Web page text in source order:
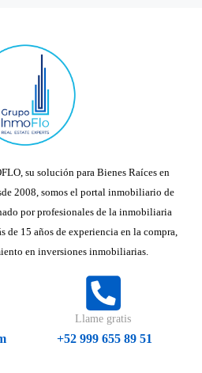
su solución para Bienes Raíces en
2008, somos el portal inmobiliario de
por profesionales de la inmobiliaria
de 15 años de experiencia en la compra,
en inversiones inmobiliarias.
Llame gratis
+52 999 655 89 51